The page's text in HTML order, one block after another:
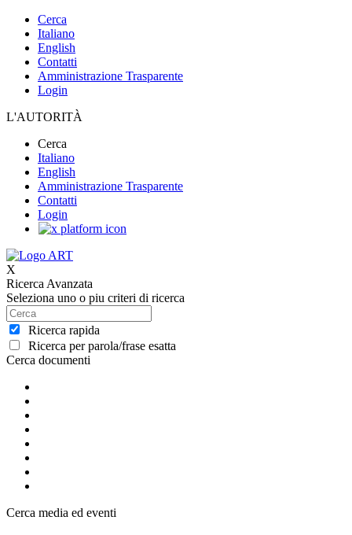
Cerca
Italiano
English
Contatti
Amministrazione Trasparente
Login
L'AUTORITÀ
Cerca
Italiano
English
Amministrazione Trasparente
Contatti
Login
X
Ricerca Avanzata
Seleziona uno o piu criteri di ricerca
Ricerca rapida
Ricerca per parola/frase esatta
Cerca documenti
Cerca media ed eventi